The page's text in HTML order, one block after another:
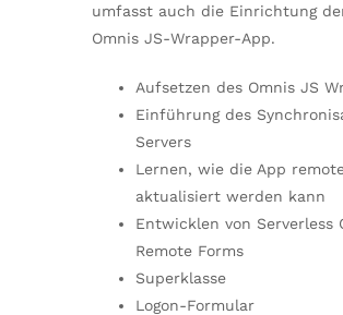
umfasst auch die Einrichtung
Omnis JS-Wrapper-App.
Aufsetzen des Omnis JS
Einführung des
Servers
Lernen, wie die App
aktualisiert werden kann
Entwicklen von Serverless
Remote Forms
Superklasse
Logon-Formular